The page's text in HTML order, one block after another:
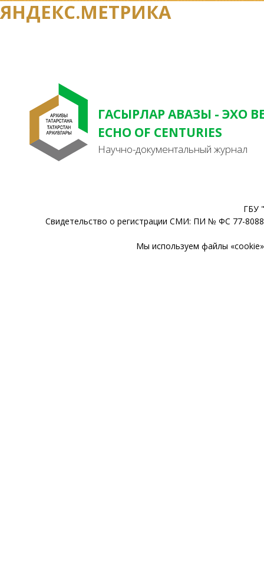
ЯНДЕКС.МЕТРИКА
ГАСЫРЛАР АВАЗЫ - ЭХО
ECHO OF CENTURIES
Научно-документальный журнал
ГБУ
Свидетельство о регистрации СМИ: ПИ № ФС 77-
Мы используем файлы «cookie»